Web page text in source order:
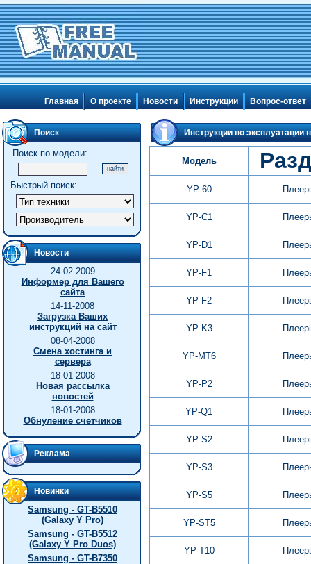
Главная О проекте Новости Инструкции Вопрос-ответ
Поиск
Поиск по модели:
Быстрый поиск:
Новости
24-02-2009
Информер для Вашего
сайта
14-11-2008
Загрузка Ваших
инструкций на сайт
08-04-2008
Смена хостинга и
сервера
18-01-2008
Новая рассылка
новостей
18-01-2008
Обнуление счетчиков
Реклама
Новинки
Samsung - GT-B5510
(Galaxy Y Pro)
Samsung - GT-B5512
(Galaxy Y Pro Duos)
Samsung - GT-B7350
Инструкции по эксплуатации
Модель
YP-60
YP-C1
YP-D1
YP-F1
YP-F2
YP-K3
YP-MT6
YP-P2
YP-Q1
YP-S2
YP-S3
YP-S5
YP-ST5
YP-T10